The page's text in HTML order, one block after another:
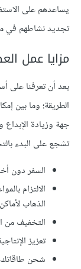
يساعدهم على
تجديد نشاطهم في
مزايا عمل
بعد أن تعرفنا على
الطريقة؛ وما بين
جهة وزيادة الإبداع
تشجع على البدء
السفر دون
الالتزام
الذهاب
التخفيف من
تعزيز
شحن طاقاتك